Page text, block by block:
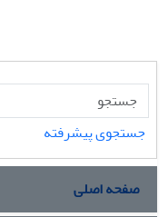
جستجوی پیشرفته
صفحه اصلی